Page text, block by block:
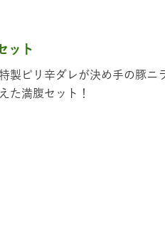
ット
製ピリ辛ダレが決め手の豚ニ
た満腹セット！